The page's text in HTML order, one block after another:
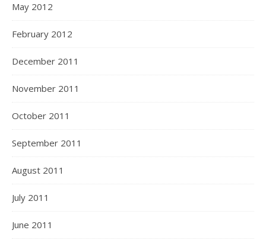
May 2012
February 2012
December 2011
November 2011
October 2011
September 2011
August 2011
July 2011
June 2011